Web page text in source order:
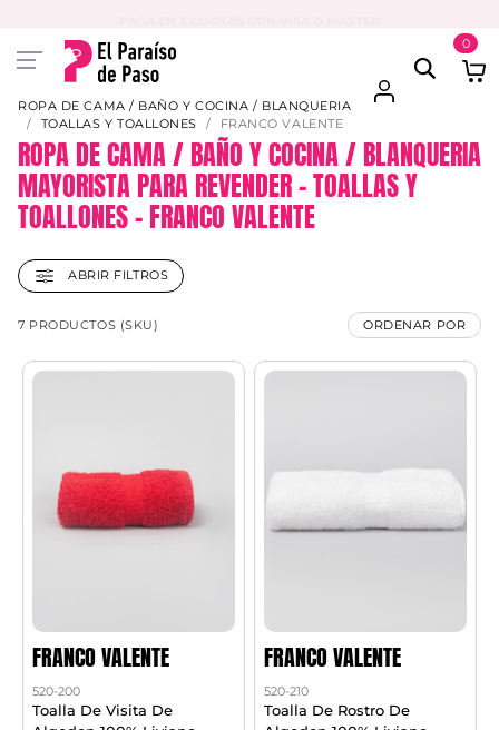
0
ROPA DE CAMA / BAÑO Y COCINA / BLANQUERIA
TOALLAS Y TOALLONES
FRANCO VALENTE
ROPA DE CAMA / BAÑO Y COCINA / BLANQUERIA
MAYORISTA PARA REVENDER – TOALLAS Y
TOALLONES – FRANCO VALENTE
ABRIR FILTROS
7 PRODUCTOS (SKU) ORDENAR POR
FRANCO VALENTE
520-200
Toalla De Visita De
FRANCO VALENTE
520-210
Toalla De Rostro De